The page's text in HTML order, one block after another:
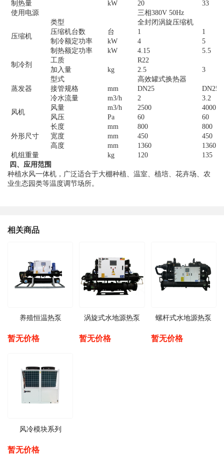
制热量
kW 20
33
使用电源
三相380V 50Hz
压缩机
类型
全封闭涡旋压缩机
压缩机台数
台 1
1
制冷额定功率
kW 4
5
制热额定功率
kW 4.15
5.5
制冷剂
工质
R22
加入量
kg 2.5 3
蒸发器
型式
高效罐式换热器
接管规格
mm DN25
DN25
冷水流量
m3/h 2
3.2
风机
风量 m3/h 2500
4000
风压
Pa 60 60
外形尺寸
长度 mm 800
800
宽度
mm 450
450
高度
mm 1360
1360
机组重量
kg 120
135
四、应用范围
种植水风一体机，广泛适合于大棚种植、温室、植培、花卉场、农
业生态园类等温度调节场所。
相关商品
养殖恒温热泵
暂无价格
涡旋式水地源热泵
暂无价格
螺杆式水地源热泵
暂无价格
风冷模块系列
暂无价格